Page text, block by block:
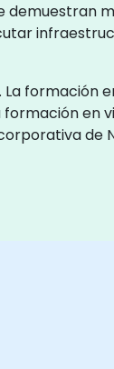
demuestran
formación
formación en
de